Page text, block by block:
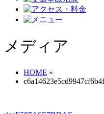
メディア
HOME »